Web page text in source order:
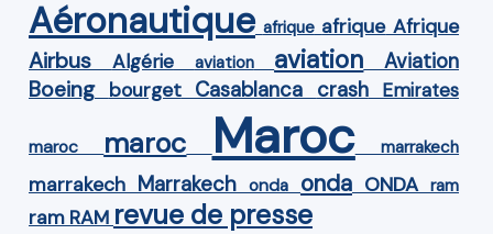
Aéronautique afrique afrique Afrique
Airbus Algérie aviation aviation Aviation
Boeing bourget Casablanca crash Emirates
maroc maroc Maroc marrakech
marrakech Marrakech onda onda ONDA ram
ram RAM revue de presse